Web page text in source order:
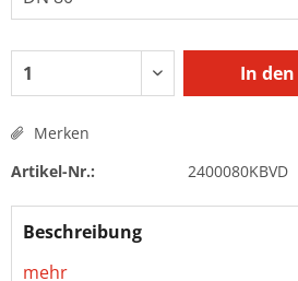
In den
Merken
Artikel-Nr.:
2400080KBVD
Beschreibung
mehr